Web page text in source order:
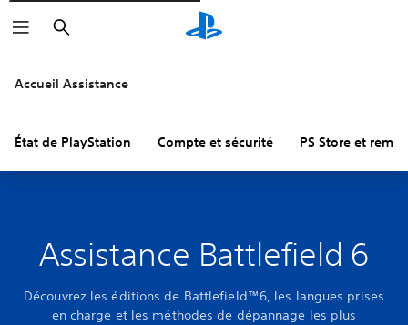
Rechercher
Accueil Assistance
État de PlayStation Compte et sécurité PS Store et
Assistance Battlefield 6
Découvrez les éditions de Battlefield™6, les langues prises
en charge et les méthodes de dépannage les plus